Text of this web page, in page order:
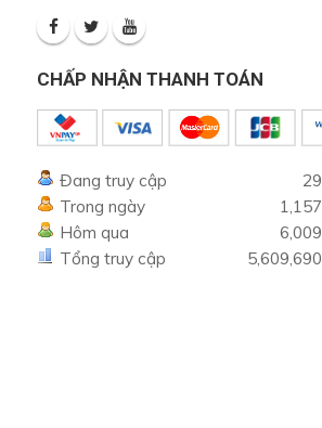
CHẤP NHẬN THANH TOÁN
Đang truy cập
29
Trong ngày
1,157
Hôm qua
6,009
Tổng truy cập
5,609,690